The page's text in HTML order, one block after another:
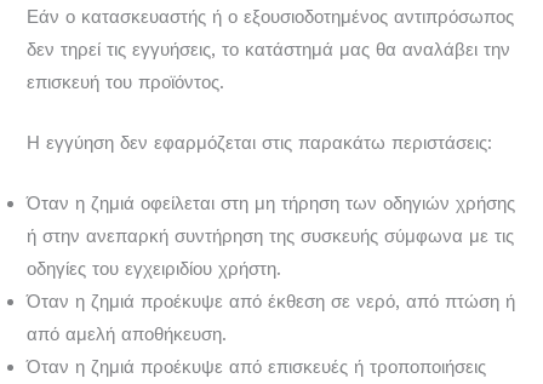
Εάν ο κατασκευαστής ή ο εξουσιοδοτημένος αντιπρόσωπος
δεν τηρεί τις εγγυήσεις, το κατάστημά μας θα αναλάβει την
επισκευή του προϊόντος.
Η εγγύηση δεν εφαρμόζεται στις παρακάτω περιστάσεις:
Όταν η ζημιά οφείλεται στη μη τήρηση των οδηγιών χρήσης
ή στην ανεπαρκή συντήρηση της συσκευής σύμφωνα με τις
οδηγίες του εγχειριδίου χρήστη.
Όταν η ζημιά προέκυψε από έκθεση σε νερό, από πτώση ή
από αμελή αποθήκευση.
Όταν η ζημιά προέκυψε από επισκευές ή τροποποιήσεις